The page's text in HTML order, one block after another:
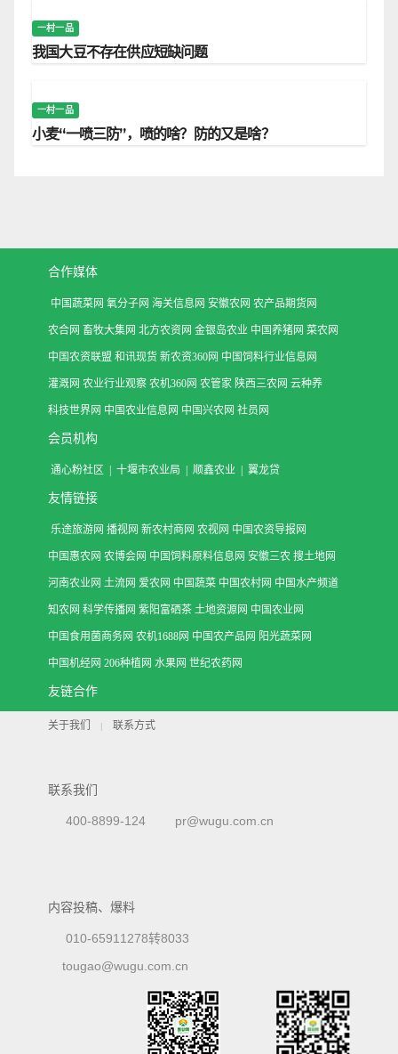
一村一品
我国大豆不存在供应短缺问题
一村一品
小麦“一喷三防”，喷的啥？防的又是啥？
合作媒体
中国蔬菜网 氧分子网 海关信息网 安徽农网 农产品期货网
农合网 畜牧大集网 北方农资网 金银岛农业 中国养猪网 菜农网
中国农资联盟 和讯现货 新农资360网 中国饲料行业信息网
灌溉网 农业行业观察 农机360网 农管家 陕西三农网 云种养
科技世界网 中国农业信息网 中国兴农网 社员网
会员机构
通心粉社区 | 十堰市农业局 | 顺鑫农业 | 翼龙贷
友情链接
乐途旅游网 播视网 新农村商网 农视网 中国农资导报网
中国惠农网 农博会网 中国饲料原料信息网 安徽三农 搜土地网
河南农业网 土流网 爱农网 中国蔬菜 中国农村网 中国水产频道
知农网 科学传播网 紫阳富硒茶 土地资源网 中国农业网
中国食用菌商务网 农机1688网 中国农产品网 阳光蔬菜网
中国机经网 206种植网 水果网 世纪农药网
友链合作
关于我们 | 联系方式
联系我们
400-8899-124 pr@wugu.com.cn
内容投稿、爆料
010-65911278转8033
tougao@wugu.com.cn